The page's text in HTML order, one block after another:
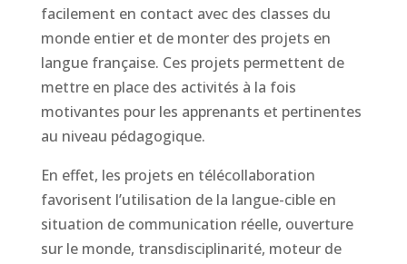
facilement en contact avec des classes du
monde entier et de monter des projets en
langue française. Ces projets permettent de
mettre en place des activités à la fois
motivantes pour les apprenants et pertinentes
au niveau pédagogique.
En effet, les projets en télécollaboration
favorisent l’utilisation de la langue-cible en
situation de communication réelle, ouverture
sur le monde, transdisciplinarité, moteur de